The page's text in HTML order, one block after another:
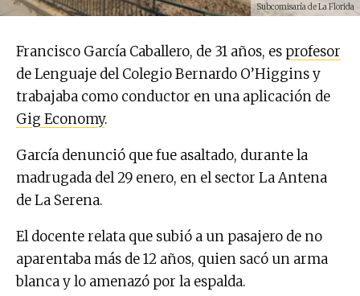
Subcomisaría de La Florida
Francisco García Caballero, de 31 años, es profesor
de Lenguaje del Colegio Bernardo O’Higgins y
trabajaba como conductor en una aplicación de
Gig Economy.
García denunció que fue asaltado, durante la
madrugada del 29 enero, en el sector La Antena
de La Serena.
El docente relata que subió a un pasajero de no
aparentaba más de 12 años, quien sacó un arma
blanca y lo amenazó por la espalda.